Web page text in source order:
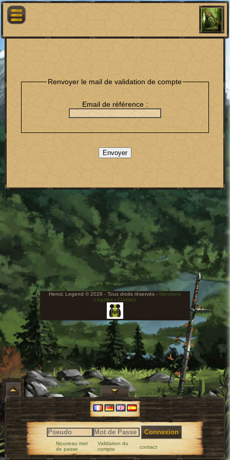
Renvoyer le mail de validation de compte
Envoyer
Heroic Legend © 2026 - Tous droits réservés - Mentions
Légales- Contact
Connexion
Nouveau mot
de passe
Validation du
compte
contact